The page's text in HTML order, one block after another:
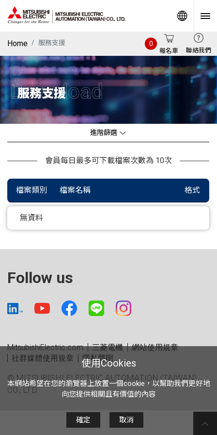
Home 服務支援
報名車
0
聯絡我們
服務支援
Download
進階篩選
會員每日最多可下載檔案次數為 10次
檔案類別 檔案名稱 格式
無資料
Follow us
MitsubishiElectric.com 三菱電機
網站使用規章
社群媒體使用規章
隱私聲明
© MITSUBISHI ELECTRIC AUTOMATION (TAIWAN)
CO., LTD.
使用Cookies
本網站希望在您的瀏覽器上放置一個cookie，以幫助我們更好地
向您提供相關且有價值的內容
確定 取消